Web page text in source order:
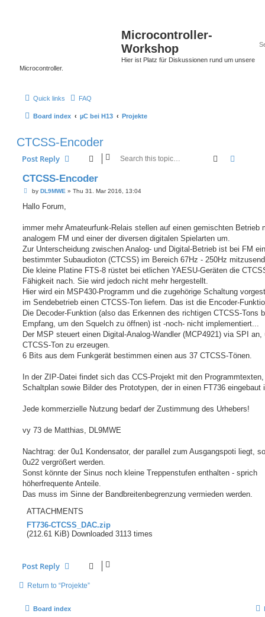
Microcontroller-
Workshop
Hier ist Platz für Diskussionen rund um unsere
Microcontroller.
Quick links FAQ
Board index µC bei H13 Projekte
CTCSS-Encoder
Post Reply Search
CTCSS-Encoder
P
s
by DL9MWE » Thu 31. Mar 2016, 13:04
Hallo Forum,
immer mehr Amateurfunk-Relais stellen auf einen gemischten Betrieb
analogem FM und einer der diversen digitalen Spielarten um.
Zur Unterscheidung zwischen Analog- und Digital-Betrieb ist bei FM ein
bestimmter Subaudioton (CTCSS) im Bereich 67Hz - 250Hz
Die kleine Platine FTS-8 rüstet bei etlichen YAESU-Geräten die
Fähigkeit nach. Sie wird jedoch nicht mehr hergestellt.
Hier wird ein MSP430-Programm und die zugehörige Schaltung
im Sendebetrieb einen CTCSS-Ton liefern. Das ist die Encoder-
Die Decoder-Funktion (also das Erkennen des richtigen CTCSS-Tons
Empfang, um den Squelch zu öffnen) ist -noch- nicht implementiert...
Der MSP steuert einen Digital-Analog-Wandler (MCP4921) via SPI an,
CTCSS-Ton zu erzeugen.
6 Bits aus dem Funkgerät bestimmen einen aus 37 CTCSS-Tönen.
In der ZIP-Datei findet sich das CCS-Projekt mit den
Schaltplan sowie Bilder des Prototypen, der in einen FT736 eingebaut
Jede kommerzielle Nutzung bedarf der Zustimmung des Urhebers!
vy 73 de Matthias, DL9MWE
Nachtrag: der 0u1 Kondensator, der parallel zum Ausgangspoti liegt,
0u22 vergrößert werden.
Sonst könnte der Sinus noch kleine Treppenstufen enthalten - sprich
höherfrequente Anteile.
Das muss im Sinne der Bandbreitenbegrenzung vermieden werden.
ATTACHMENTS
FT736-CTCSS_DAC.zip
(212.61 KiB) Downloaded 3113 times
Post Reply
Return to “Projekte”
Board index